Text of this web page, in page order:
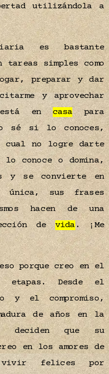
utilizándola a
es bastante
simples como
preparar y dar
y aprovechar
encasapara
sé si lo conoces,
cual no logre darte
conoce o domina,
y se convierte en
sus frases
hacen de una
devida. ¡Me
porque creo en el
Desde el
y el compromiso,
de años en la
deciden que su
en los amores de
vivir felices por